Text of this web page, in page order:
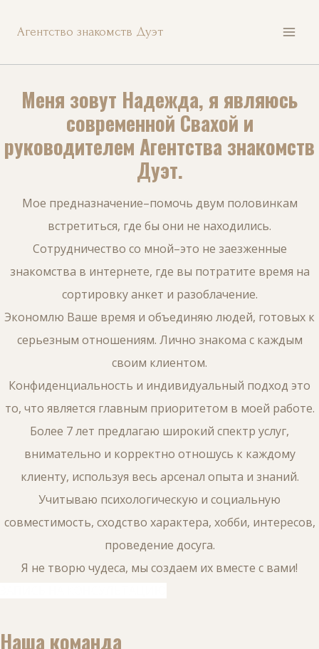
Агентство знакомств Дуэт
Меня зовут Надежда, я являюсь
современной Свахой и
руководителем Агентства знакомств
Дуэт.
Мое предназначение–помочь двум половинкам
встретиться, где бы они не находились.
Сотрудничество со мной–это не заезженные
знакомства в интернете, где вы потратите время на
сортировку анкет и разоблачение.
Экономлю Ваше время и объединяю людей, готовыx к
серьезным отношениям. Лично знакома с каждым
своим клиентом.
Конфиденциальность и индивидуальный подход это
то, что является главным приоритетом в моей работе.
Более 7 лет предлагаю широкий спектр услуг,
внимательно и корректно отношусь к каждому
клиенту, используя весь арсенал опыта и знаний.
Учитываю психологическую и социальную
совместимость, сходство характера, хобби, интересов,
проведение досуга.
Я не творю чудеса, мы создаем их вместе с вами!
Наша команда